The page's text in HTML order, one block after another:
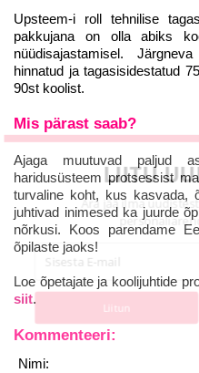
Upsteem-i roll tehnilise
pakkujana on olla abiks
nüüdisajastamisel.
hinnatud ja tagasisidestatud
90st koolist.
Mis pärast saab?
Ajaga muutuvad paljud
haridusüsteem protsessist
turvaline koht, kus kasvada,
juhtivad inimesed ka juurde
nõrkusi. Koos parendame
õpilaste jaoks!
Loe õpetajate ja koolijuhtide
siit.
Kommenteeri:
Nimi:
LIITU
Ära jää ilma
Liitun